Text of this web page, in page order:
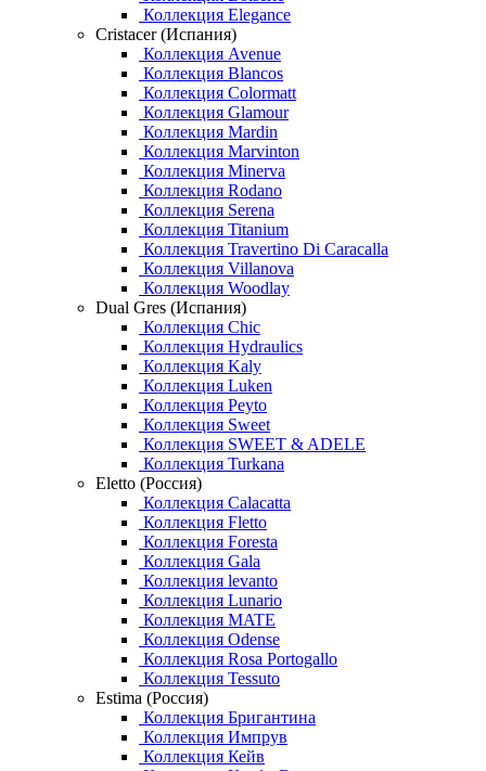
Коллекция Elegance
Cristacer (Испания)
Коллекция Avenue
Коллекция Blancos
Коллекция Colormatt
Коллекция Glamour
Коллекция Mardin
Коллекция Marvinton
Коллекция Minerva
Коллекция Rodano
Коллекция Serena
Коллекция Titanium
Коллекция Travertino Di Caracalla
Коллекция Villanova
Коллекция Woodlay
Dual Gres (Испания)
Коллекция Chic
Коллекция Hydraulics
Коллекция Kaly
Коллекция Luken
Коллекция Peyto
Коллекция Sweet
Коллекция SWEET & ADELE
Коллекция Turkana
Eletto (Россия)
Коллекция Calacatta
Коллекция Fletto
Коллекция Foresta
Коллекция Gala
Коллекция levanto
Коллекция Lunario
Коллекция MATE
Коллекция Odense
Коллекция Rosa Portogallo
Коллекция Tessuto
Estima (Россия)
Коллекция Бригантина
Коллекция Импрув
Коллекция Кейв